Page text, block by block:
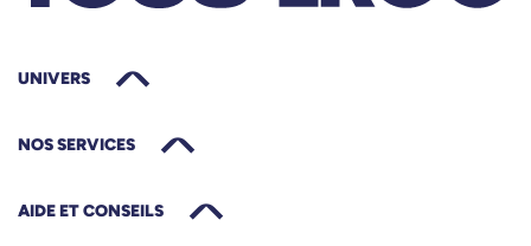
UNIVERS
NOS SERVICES
AIDE ET CONSEILS